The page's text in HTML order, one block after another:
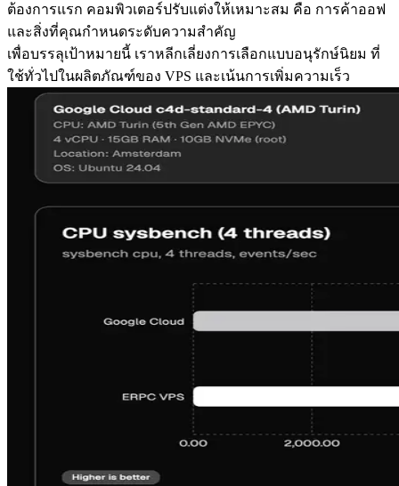
ต้องการแรก คอมพิวเตอร์ปรับแต่งให้เหมาะสม คือ การค้าออฟ
และสิ่งที่คุณกําหนดระดับความสําคัญ
เพื่อบรรลุเป้าหมายนี้ เราหลีกเลี่ยงการเลือกแบบอนุรักษ์นิยม ที่
ใช้ทั่วไปในผลิตภัณฑ์ของ VPS และเน้นการเพิ่มความเร็ว